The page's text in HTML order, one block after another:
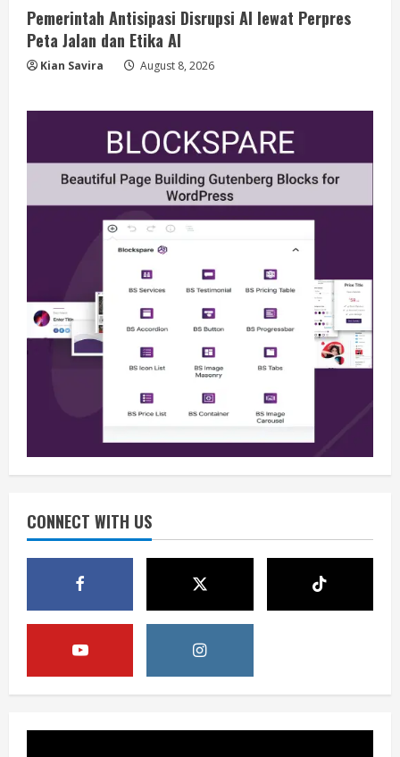
Pemerintah Antisipasi Disrupsi AI lewat Perpres
Peta Jalan dan Etika AI
Kian Savira August 8, 2026
CONNECT WITH US
Berita
Situasi Nasional Aman, Publik Diminta
Waspadai Provokasi Jelang HUT RI
August 8, 2026
3
Opini
Situasi Nasional Aman Harus Dijaga
HUT RI ke-81 Momentum Menjaga
Stabilitas, Keamanan, dan Optimisme
August 8, 2026